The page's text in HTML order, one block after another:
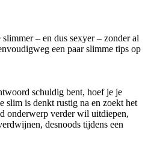
– en dus sexyer – zonder al
een paar slimme tips op
schuldig bent, hoef je je
slim is denkt rustig na en zoekt het
onderwerp verder wil uitdiepen,
desnoods tijdens een